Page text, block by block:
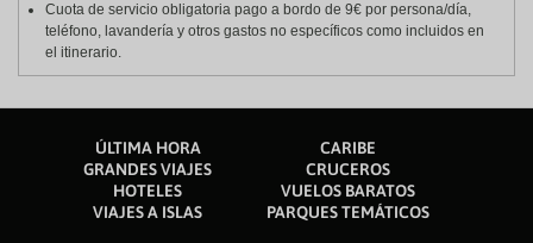
Cuota de servicio obligatoria pago a bordo de 9€ por persona/día,
teléfono, lavandería y otros gastos no específicos como incluidos en
el itinerario.
ÚLTIMA HORA
CARIBE
GRANDES VIAJES
CRUCEROS
HOTELES
VUELOS BARATOS
VIAJES A ISLAS
PARQUES TEMÁTICOS